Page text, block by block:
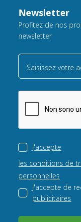
Newsletter
Profitez de nos
newsletter
Saisissez votre
J'accepte
les conditions de
personnelles
J'accepte de
publicitaires